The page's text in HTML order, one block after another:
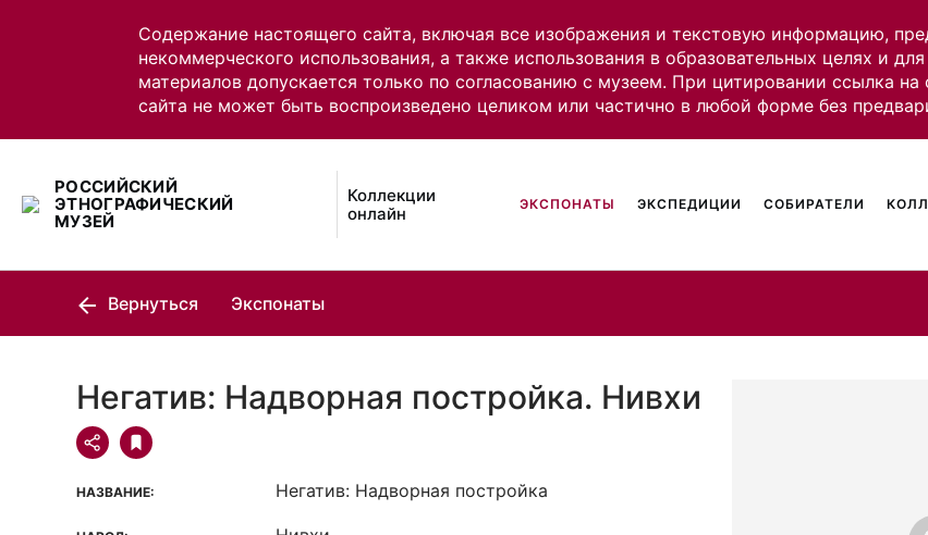
Содержание настоящего сайта, включая все изображения и текстовую информацию,
некоммерческого использования, а также использования в образовательных целях и
материалов допускается только по согласованию с музеем. При цитировании ссылка
сайта не может быть воспроизведено целиком или частично в любой форме без
РОССИЙСКИЙ
ЭТНОГРАФИЧЕСКИЙ
МУЗЕЙ
Коллекции
онлайн
ЭКСПОНАТЫ ЭКСПЕДИЦИИ СОБИРАТЕЛИ
Вернуться Экспонаты
Негатив: Надворная постройка. Нивхи
НАЗВАНИЕ: Негатив: Надворная постройка